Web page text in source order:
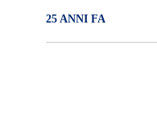
25 ANNI FA